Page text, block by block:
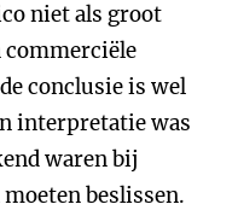
niet als groot
conclusie is wel
interpretatie was
waren bij
beslissen.